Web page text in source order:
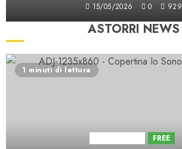
15/05/2026 0 929
ASTORRI NEWS
1 minuti di lettura
FREE